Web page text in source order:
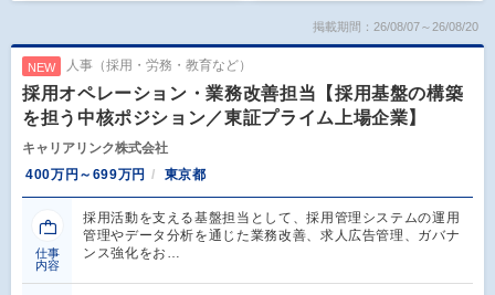
掲載期間：26/08/07～26/08/20
NEW 人事（採用・労務・教育など）
採用オペレーション・業務改善担当【採用基盤の構築
を担う中核ポジション／東証プライム上場企業】
キャリアリンク株式会社
400万円～699万円
東京都
仕事
内容
採用活動を支える基盤担当として、採用管理システムの運用
管理やデータ分析を通じた業務改善、求人広告管理、ガバナ
ンス強化をお…